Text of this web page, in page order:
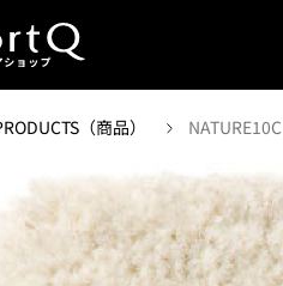
（商品） NATURE10C